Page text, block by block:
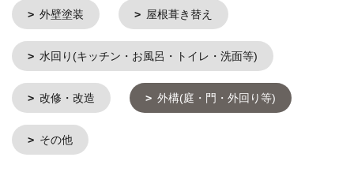
外壁塗装 屋根葺き替え
水回り(キッチン・お風呂・トイレ・洗面等)
改修・改造 外構(庭・門・外回り等)
その他